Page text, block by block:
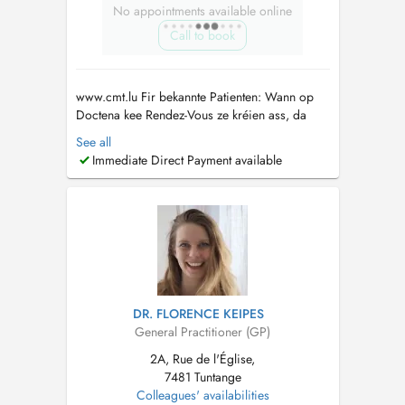
No appointments available online
Call to book
www.cmt.lu Fir bekannte Patienten: Wann op
Doctena kee Rendez-Vous ze kréien ass, da
rufft eis gären un. Pour patients connus: Si
vous ne trouvez pas de rendez-vous sur
Doctena, n'hésitez pas de nous appeler....
See all
Immediate Direct Payment available
DR. FLORENCE KEIPES
General Practitioner (GP)
2A, Rue de l'Église,
7481 Tuntange
Colleagues' availabilities